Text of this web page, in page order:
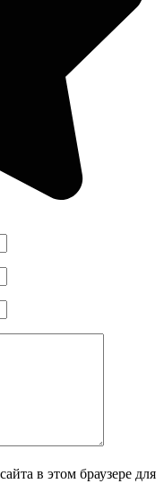
в этом браузере для